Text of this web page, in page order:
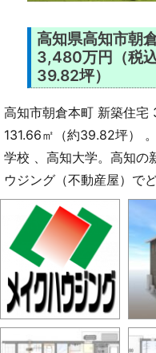
高知県高知市朝
3,480万円（税
39.82坪）
高知市朝倉本町 新築住宅
131.66㎡（約39.82坪）
学校 、高知大学。高知の
ウジング（不動産屋）で